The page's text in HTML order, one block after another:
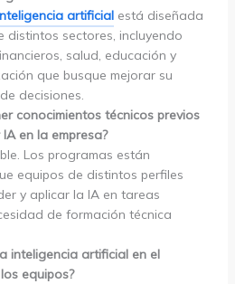
artificialestá diseñada
distintos sectores, incluyendo
salud, educación y
que busque mejorar su
decisiones.
conocimientos técnicos previos
en la empresa?
Los programas están
equipos de distintos perfiles
y aplicar la IA en tareas
de formación técnica
inteligencia artificial en el
equipos?